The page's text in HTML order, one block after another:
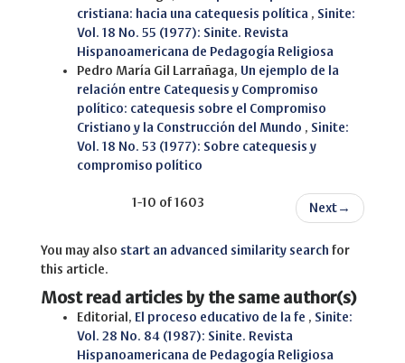
cristiana: hacia una catequesis política , Sinite:
Vol. 18 No. 55 (1977): Sinite. Revista
Hispanoamericana de Pedagogía Religiosa
Pedro María Gil Larrañaga, Un ejemplo de la
relación entre Catequesis y Compromiso
político: catequesis sobre el Compromiso
Cristiano y la Construcción del Mundo , Sinite:
Vol. 18 No. 53 (1977): Sobre catequesis y
compromiso político
1-10 of 1603 Next →
You may also start an advanced similarity search for
this article.
Most read articles by the same author(s)
Editorial, El proceso educativo de la fe , Sinite:
Vol. 28 No. 84 (1987): Sinite. Revista
Hispanoamericana de Pedagogía Religiosa